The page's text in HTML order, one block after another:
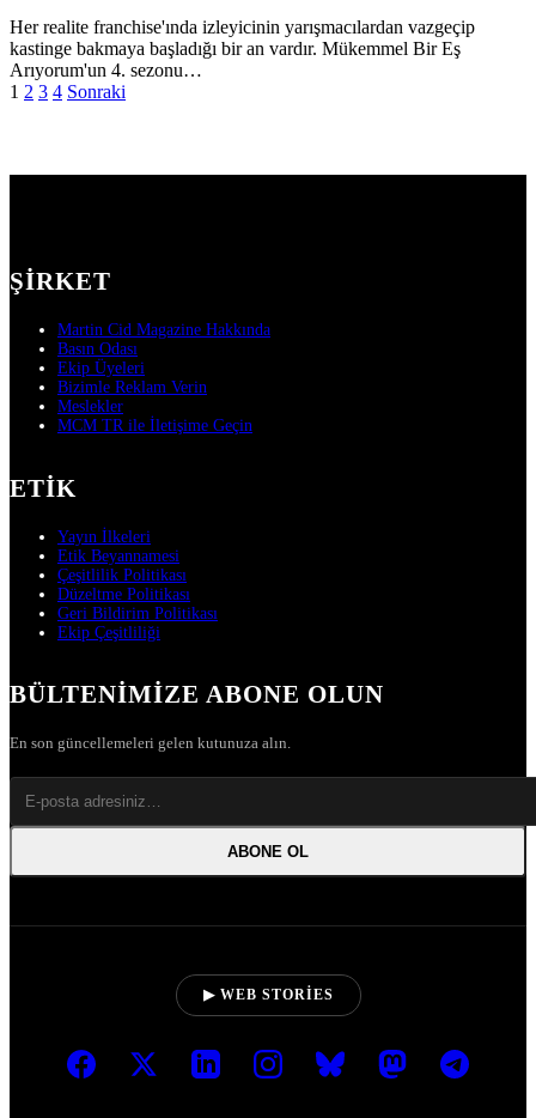
Her realite franchise'ında izleyicinin yarışmacılardan vazgeçip
kastinge bakmaya başladığı bir an vardır. Mükemmel Bir Eş
Arıyorum'un 4. sezonu…
Yazı
1 2 3 4 Sonraki
ŞIRKET
Martin Cid Magazine Hakkında
Basın Odası
Ekip Üyeleri
Bizimle Reklam Verin
Meslekler
MCM TR ile İletişime Geçin
ETIK
Yayın İlkeleri
Etik Beyannamesi
Çeşitlilik Politikası
Düzeltme Politikası
Geri Bildirim Politikası
Ekip Çeşitliliği
BÜLTENIMIZE ABONE OLUN
En son güncellemeleri gelen kutunuza alın.
ABONE OL
▶ WEB STORIES